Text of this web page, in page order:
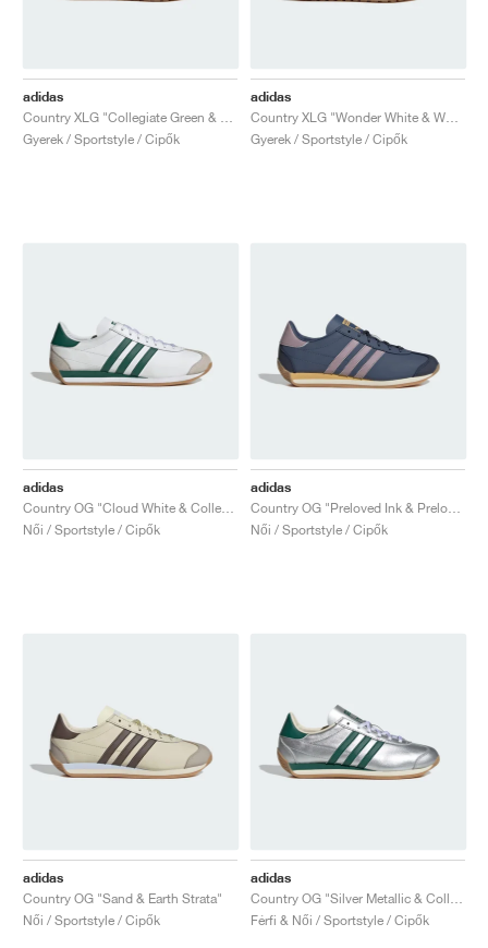
adidas
Gyerek / Sportstyle / Cipők
adidas
Gyerek / Sportstyle / Cipők
adidas
Női / Sportstyle / Cipők
adidas
Női / Sportstyle / Cipők
adidas
Country OG "Sand & Earth Strata"
Női / Sportstyle / Cipők
adidas
Férfi & Női / Sportstyle / Cipők